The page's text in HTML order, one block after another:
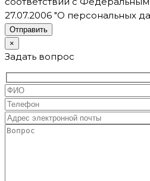
27.07.2006 "О персональных
×
Задать вопрос